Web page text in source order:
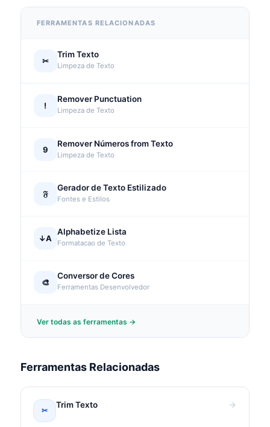
FERRAMENTAS RELACIONADAS
✂
Trim Texto
Limpeza de Texto
!
Remover Punctuation
Limpeza de Texto
9
Remover Números from Texto
Limpeza de Texto
𝔉
Gerador de Texto Estilizado
Fontes e Estilos
↓A
Alphabetize Lista
Formatacao de Texto
🎨
Conversor de Cores
Ferramentas Desenvolvedor
Ver todas as ferramentas →
Ferramentas Relacionadas
✂
Trim Texto